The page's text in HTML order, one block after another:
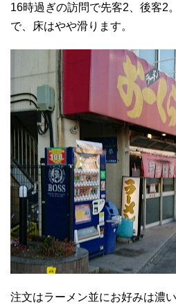
16時過ぎの訪問で先客2、後客2
で、床はやや滑ります。
注文はラーメン並にお好みは濃い